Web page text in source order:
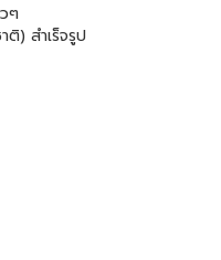
ๆ
) สำเร็จรูป